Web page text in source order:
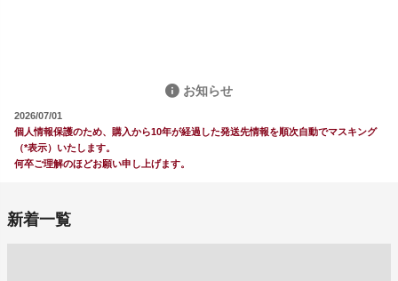
お知らせ
2026/07/01
個人情報保護のため、購入から10年が経過した発送先情報を順次自動でマスキング
（*表示）いたします。
何卒ご理解のほどお願い申し上げます。
新着一覧